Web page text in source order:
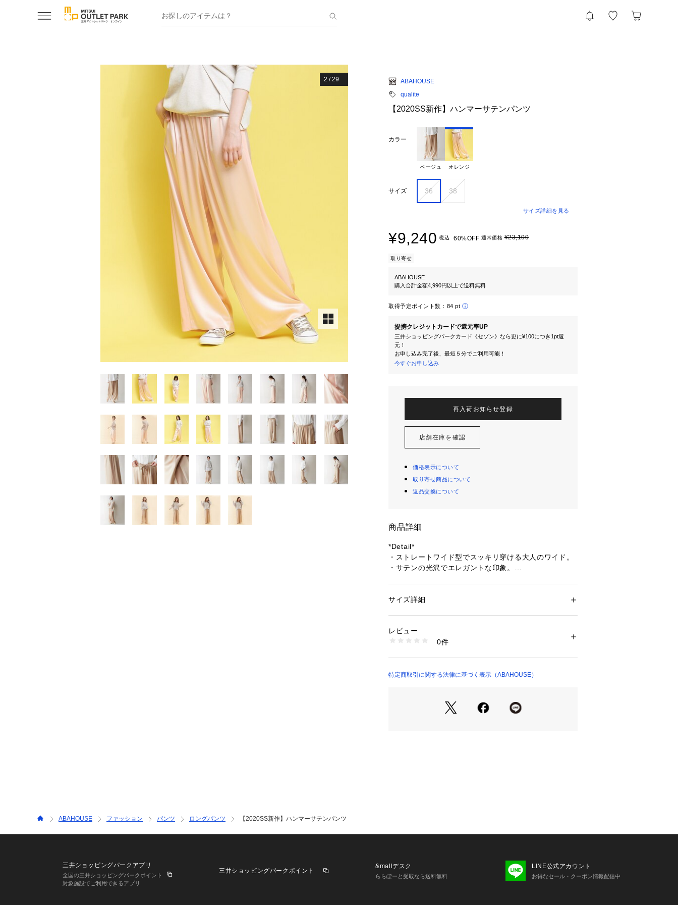
お探しのアイテムは？
2 /29
ABAHOUSE
qualite
【2020SS新作】ハンマーサテンパンツ
カラー
ベージュ オレンジ
サイズ 36 38
サイズ詳細を見る
¥9,240 税込 60%OFF 通常価格¥23,100
取り寄せ
ABAHOUSE
購入合計金額4,990円以上で送料無料
取得予定ポイント数： 84 pt
提携クレジットカードで還元率UP
三井ショッピングパークカード《セゾン》なら更に¥100につき1pt還
元！
お申し込み完了後、最短５分でご利用可能！
今すぐお申し込み
再入荷お知らせ登録
店舗在庫を確認
価格表示について
取り寄せ商品について
返品交換について
商品詳細
*Detail*
・ストレートワイド型でスッキリ穿ける大人のワイド。
・サテンの光沢でエレガントな印象。
・ウエストはぐるりゴム仕様。内側に紐を隠すことで、
*Coordinate*
艶やかな光沢と淡いペールカラーが新鮮！ニットと相性
春も穿けるカラーと素材なので、今からご購入いただい
性別：レディース
洗濯：手洗い可
※詳しい洗濯方法については、商品の品質表示タグをご覧くださ
商品番号：1096700002896 （モール）
サイズ詳細
レビュー
0件
特定商取引に関する法律に基づく表示（ABAHOUSE）
ABAHOUSE ファッション パンツ ロングパンツ 【2020SS新作】ハンマーサテンパンツ
三井ショッピングパークアプリ
全国の三井ショッピングパークポイント
対象施設でご利用できるアプリ
三井ショッピングパークポイント
&mallデスク
ららぽーと受取なら送料無料
LINE公式アカウント
お得なセール・クーポン情報配信中